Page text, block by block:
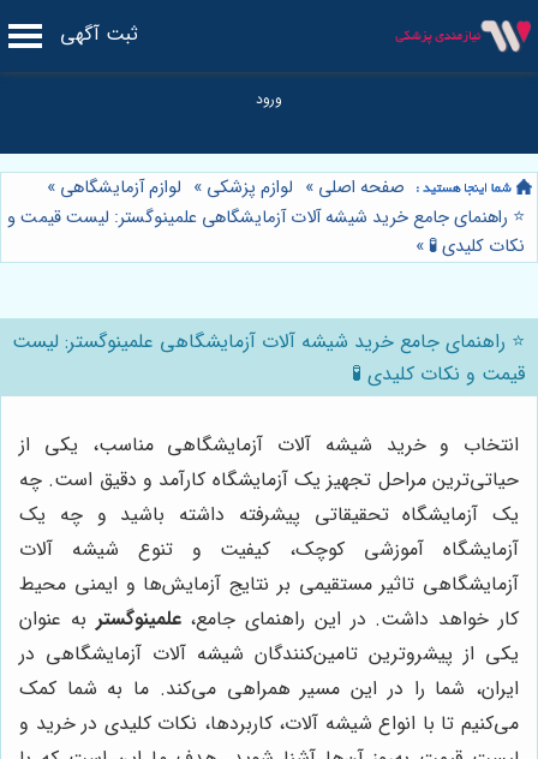
ثبت آگهی
صفحه اصلی » لوازم پزشکی » لوازم آزمایشگاهی »
⭐️ راهنمای جامع خرید شیشه آلات آزمایشگاهی علمینوگستر: لیست قیمت و
نکات کلیدی 🧪 »
⭐️ راهنمای جامع خرید شیشه آلات آزمایشگاهی علمینوگستر: لیست
قیمت و نکات کلیدی 🧪
انتخاب و خرید شیشه آلات آزمایشگاهی مناسب، یکی از
حیاتی‌ترین مراحل تجهیز یک آزمایشگاه کارآمد و دقیق است. چه
یک آزمایشگاه تحقیقاتی پیشرفته داشته باشید و چه یک
آزمایشگاه آموزشی کوچک، کیفیت و تنوع شیشه آلات
آزمایشگاهی تاثیر مستقیمی بر نتایج آزمایش‌ها و ایمنی محیط
کار خواهد داشت. در این راهنمای جامع،علمینوگستر به عنوان
یکی از پیشروترین تامین‌کنندگان شیشه آلات آزمایشگاهی در
ایران، شما را در این مسیر همراهی می‌کند. ما به شما کمک
می‌کنیم تا با انواع شیشه آلات، کاربردها، نکات کلیدی در خرید و